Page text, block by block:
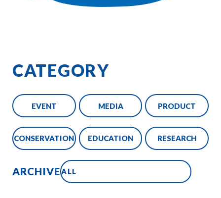
CATEGORY
EVENT MEDIA PRODUCT
CONSERVATION EDUCATION RESEARCH
ARCHIVE